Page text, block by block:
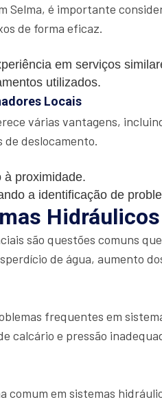
Selma, é importante
de forma eficaz.
em serviços
utilizados.
Locais
várias vantagens,
de deslocamento.
à proximidade.
a identificação de
são questões comuns
de água, aumento
frequentes em
calcário e pressão
comum em sistemas